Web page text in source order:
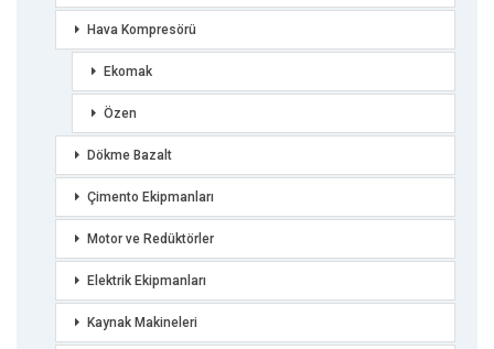
Hava Kompresörü
Ekomak
Özen
Dökme Bazalt
Çimento Ekipmanları
Motor ve Redüktörler
Elektrik Ekipmanları
Kaynak Makineleri